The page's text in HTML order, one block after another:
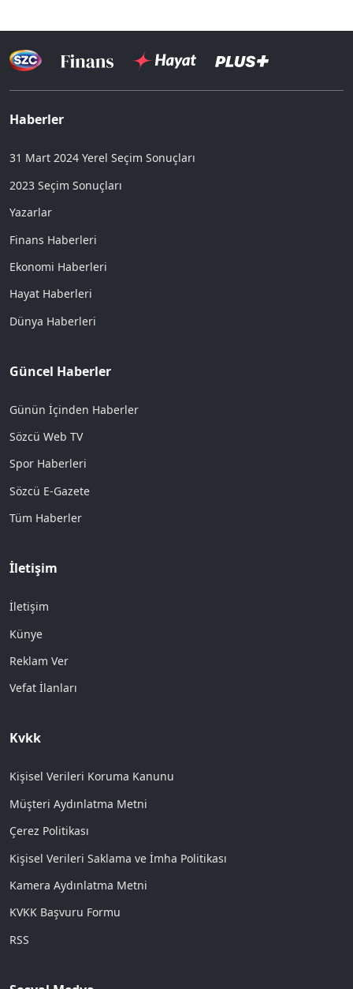
Haberler
31 Mart 2024 Yerel Seçim Sonuçları
2023 Seçim Sonuçları
Yazarlar
Finans Haberleri
Ekonomi Haberleri
Hayat Haberleri
Dünya Haberleri
Güncel Haberler
Günün İçinden Haberler
Sözcü Web TV
Spor Haberleri
Sözcü E-Gazete
Tüm Haberler
İletişim
İletişim
Künye
Reklam Ver
Vefat İlanları
Kvkk
Kişisel Verileri Koruma Kanunu
Müşteri Aydınlatma Metni
Çerez Politikası
Kişisel Verileri Saklama ve İmha Politikası
Kamera Aydınlatma Metni
KVKK Başvuru Formu
RSS